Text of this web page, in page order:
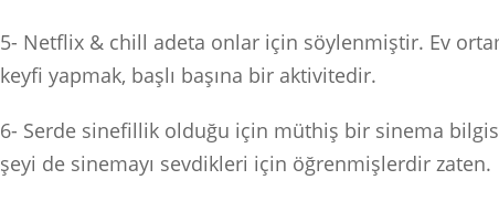
5- Netflix & chill adeta onlar için söylenmiştir. Ev
keyfi yapmak, başlı başına bir aktivitedir.
6- Serde sinefillik olduğu için müthiş bir sinema
şeyi de sinemayı sevdikleri için öğrenmişlerdir zaten.